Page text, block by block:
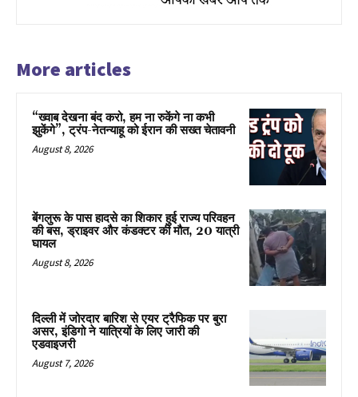
More articles
“ख्वाब देखना बंद करो, हम ना रुकेंगे ना कभी
झुकेंगे”, ट्रंप-नेतन्याहू को ईरान की सख्त चेतावनी
August 8, 2026
बेंगलुरू के पास हादसे का शिकार हुई राज्य परिवहन
की बस, ड्राइवर और कंडक्टर की मौत, 20 यात्री
घायल
August 8, 2026
दिल्ली में जोरदार बारिश से एयर ट्रैफिक पर बुरा
असर, इंडिगो ने यात्रियों के लिए जारी की
एडवाइजरी
August 7, 2026